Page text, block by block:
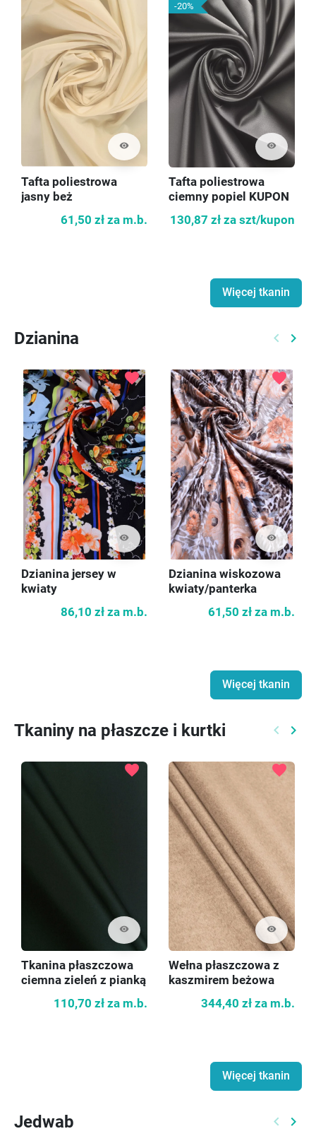
visibility
Tafta poliestrowa
jasny beż
61,50 zł za m.b.
-20%
visibility
Tafta poliestrowa
ciemny popiel KUPON
130,87 zł za szt/kupon
Więcej tkanin
Dzianina keyboard_arrow_left keyboard_arrow_right
visibility
favorite
Dzianina jersey w
kwiaty
86,10 zł za m.b.
visibility
favorite
Dzianina wiskozowa
kwiaty/panterka
61,50 zł za m.b.
Więcej tkanin
Tkaniny na płaszcze i kurtki keyboard_arrow_left keyboard_arrow_right
visibility
favorite
Tkanina płaszczowa
ciemna zieleń z pianką
110,70 zł za m.b.
visibility
favorite
Wełna płaszczowa z
kaszmirem beżowa
344,40 zł za m.b.
Więcej tkanin
Jedwab keyboard_arrow_left keyboard_arrow_right